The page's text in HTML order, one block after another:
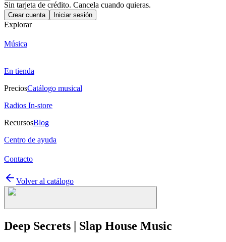
Sin tarjeta de crédito. Cancela cuando quieras.
Crear cuenta Iniciar sesión
Explorar
Música
En tienda
PreciosCatálogo musical
Radios In-store
RecursosBlog
Centro de ayuda
Contacto
Volver al catálogo
Deep Secrets | Slap House Music